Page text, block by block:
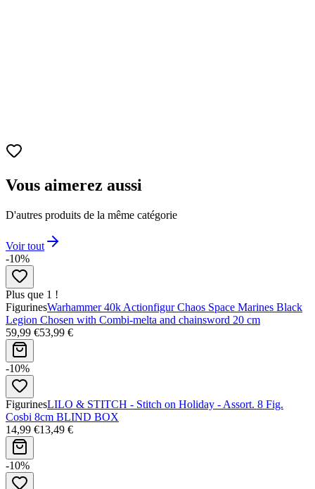
Vous aimerez aussi
D'autres produits de la même catégorie
Voir tout
-10%
Plus que 1 !
FigurinesWarhammer 40k Actionfigur Chaos Space Marines Black
Legion Chosen with Combi-melta and chainsword 20 cm
59,99 €53,99 €
-10%
FigurinesLILO & STITCH - Stitch on Holiday - Assort. 8 Fig.
Cosbi 8cm BLIND BOX
14,99 €13,49 €
-10%